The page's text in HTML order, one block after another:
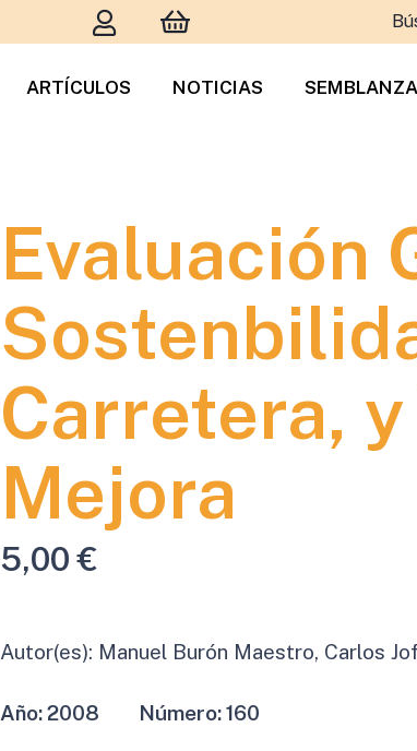
ARTÍCULOS NOTICIAS
Evaluación
Carretera,
Mejora
5,00€
Autor(es): Manuel Burón Maestro, Carlos
Año:2008 Número:160